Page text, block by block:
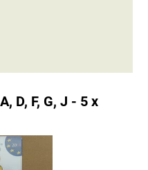
D, F, G, J - 5 x